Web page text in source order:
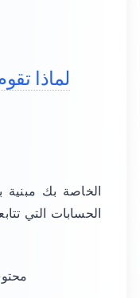
لماذا
الحسابات التي